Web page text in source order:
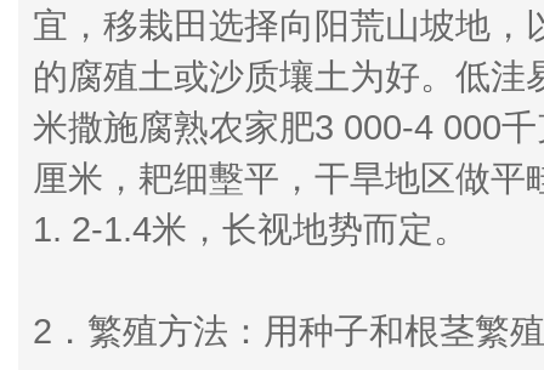
宜，移栽田选择向阳荒山坡地
的腐殖土或沙质壤土为好。低
米撒施腐熟农家肥3 000-4 000
厘米，耙细墼平，干旱地区做
1. 2-1.4米，长视地势而定。
2．繁殖方法：用种子和根茎繁